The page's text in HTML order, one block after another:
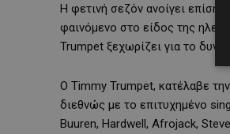
Η φετινή σεζόν ανοίγει
φαινόμενο στο είδος της
Trumpet ξεχωρίζει για το
Ο Timmy Trumpet, κατέλαβε
διεθνώς με το επιτυχημένο
Buuren, Hardwell, Afrojack,